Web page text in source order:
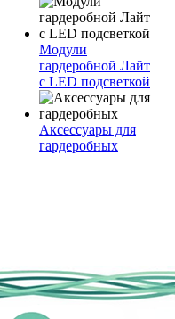
Модули
гардеробной Лайт
с LED подсветкой
Аксессуары для
гардеробных